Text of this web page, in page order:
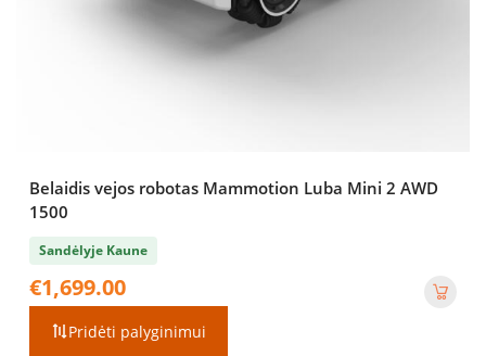
Belaidis vejos robotas Mammotion Luba Mini 2 AWD
1500
Sandėlyje Kaune
€1,699.00
Pridėti palyginimui